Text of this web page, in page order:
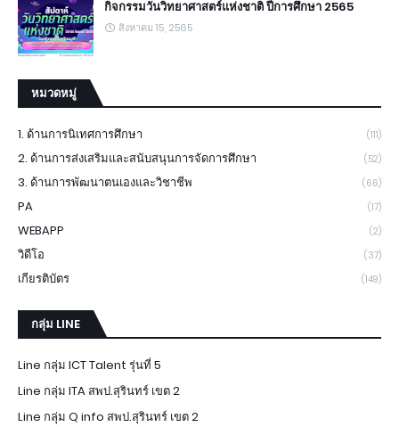
กิจกรรมวันวิทยาศาสตร์แห่งชาติ ปีการศึกษา 2565
สิงหาคม 15, 2565
หมวดหมู่
1. ด้านการนิเทศการศึกษา (111)
2. ด้านการส่งเสริมและสนับสนุนการจัดการศึกษา (52)
3. ด้านการพัฒนาตนเองและวิชาชีพ (66)
PA (17)
WEBAPP (2)
วิดีโอ (37)
เกียรติบัตร (149)
กลุ่ม LINE
Line กลุ่ม ICT Talent รุ่นที่ 5
Line กลุ่ม ITA สพป.สุรินทร์ เขต 2
Line กลุ่ม Q info สพป.สุรินทร์ เขต 2